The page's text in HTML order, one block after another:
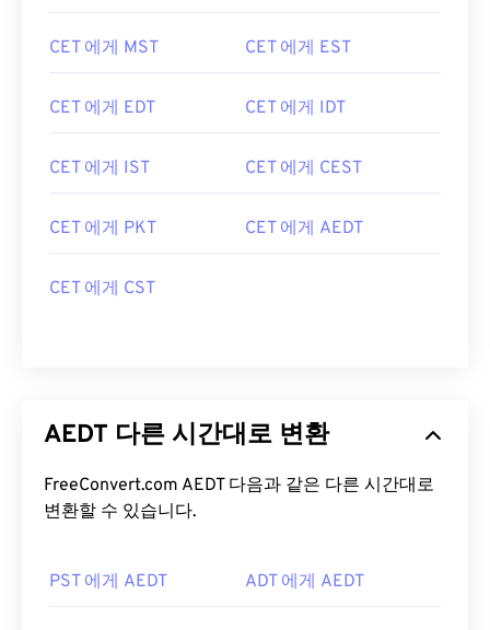
CET 에게 MST CET 에게 EST
CET 에게 EDT CET 에게 IDT
CET 에게 IST CET 에게 CEST
CET 에게 PKT CET 에게 AEDT
CET 에게 CST
AEDT 다른 시간대로 변환
FreeConvert.com AEDT 다음과 같은 다른 시간대로
변환할 수 있습니다.
PST 에게 AEDT ADT 에게 AEDT